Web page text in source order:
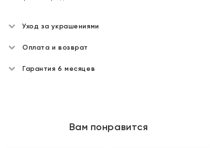
Уход за украшениями
Оплата и возврат
Гарантия 6 месяцев
Вам понравится